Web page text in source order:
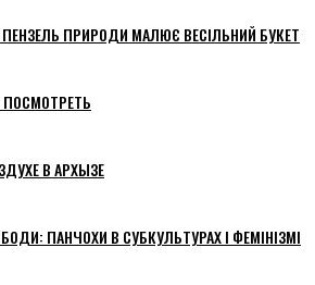
ПЕНЗЕЛЬ ПРИРОДИ МАЛЮЄ ВЕСІЛЬНИЙ БУКЕТ
В АРХЫЗЕ
ПАНЧОХИ В СУБКУЛЬТУРАХ І ФЕМІНІЗМІ